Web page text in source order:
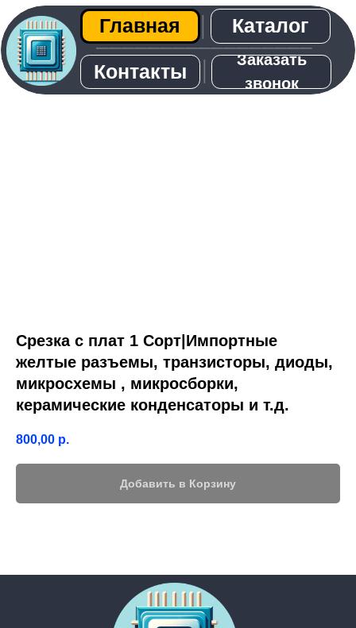
Главная Каталог
Контакты
─────────────────
│
Заказать
звонок
│
Срезка с плат 1 Сорт|Импортные
желтые разъемы, транзисторы, диоды,
микросхемы , микросборки,
керамические конденсаторы и т.д.
800,00 р.
Добавить в Корзину
───────────────────
│
│
FAQ